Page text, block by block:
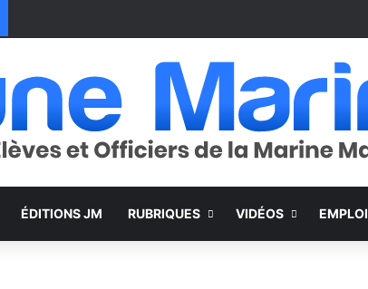
ÉDITIONS JM RUBRIQUES VIDÉOS EMPLOI